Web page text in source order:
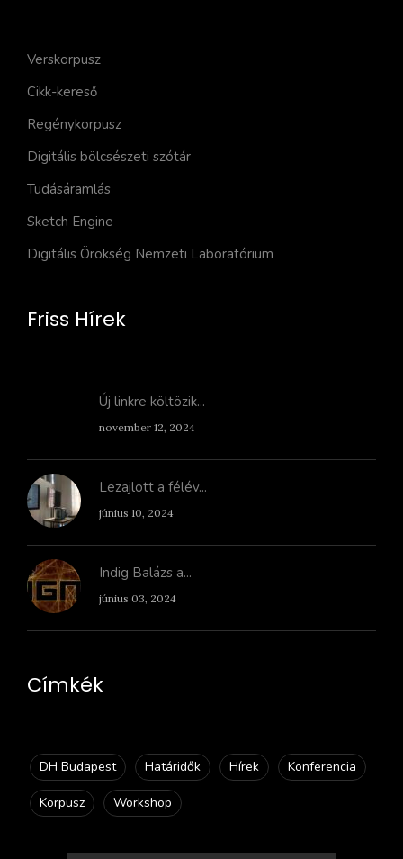
Verskorpusz
Cikk-kereső
Regénykorpusz
Digitális bölcsészeti szótár
Tudásáramlás
Sketch Engine
Digitális Örökség Nemzeti Laboratórium
Friss Hírek
Új linkre költözik...
november 12, 2024
Lezajlott a félév...
június 10, 2024
Indig Balázs a...
június 03, 2024
Címkék
DH Budapest Határidők Hírek Konferencia
Korpusz Workshop